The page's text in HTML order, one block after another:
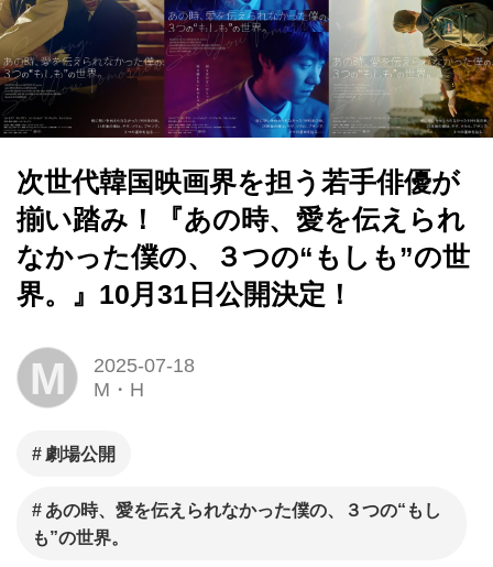
次世代韓国映画界を担う若手俳優が
揃い踏み！『あの時、愛を伝えられ
なかった僕の、３つの“もしも”の世
界。』10月31日公開決定！
M
2025-07-18
M・H
劇場公開
あの時、愛を伝えられなかった僕の、３つの“もし
も”の世界。